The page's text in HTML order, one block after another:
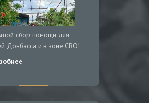
сбор помощи для
Донбасса и в зоне СВО!